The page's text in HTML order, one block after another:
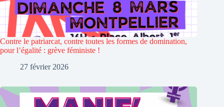
Contre le patriarcat, contre toutes les formes de domination,
pour l’égalité : grève féministe !
27 février 2026